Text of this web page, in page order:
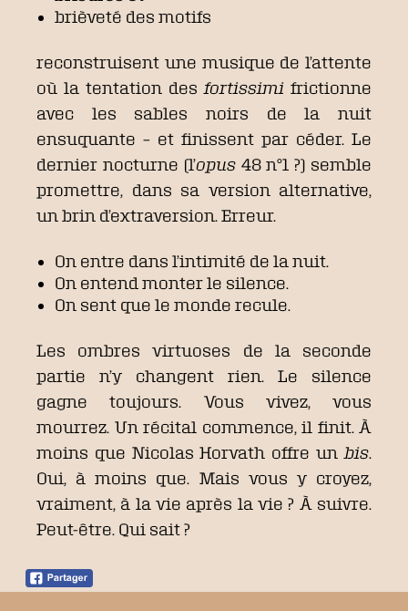
brièveté des motifs
reconstruisent une musique de l’attente
où la tentation des fortissimi frictionne
avec les sables noirs de la nuit
ensuquante – et finissent par céder. Le
dernier nocturne (l’opus48 n°1 ?) semble
promettre, dans sa version alternative,
un brin d’extraversion. Erreur.
On entre dans l’intimité de la nuit.
On entend monter le silence.
On sent que le monde recule.
Les ombres virtuoses de la seconde
partie n’y changent rien. Le silence
gagne toujours. Vous vivez, vous
mourrez. Un récital commence, il finit. À
moins que Nicolas Horvath offre un bis.
Oui, à moins que. Mais vous y croyez,
vraiment, à la vie après la vie ? À suivre.
Peut-être. Qui sait ?